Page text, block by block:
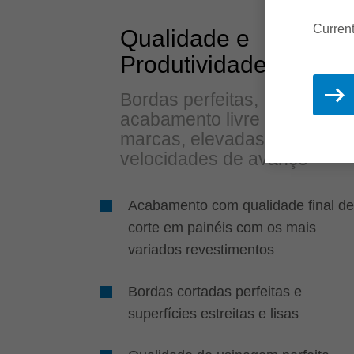
Qualidade e
Produtividade
Bordas perfeitas,
acabamento livre de
marcas, elevadas
velocidades de avanço
Acabamento com qualidade final de
corte em painéis com os mais
variados revestimentos
Bordas cortadas perfeitas e
superfícies estreitas e lisas